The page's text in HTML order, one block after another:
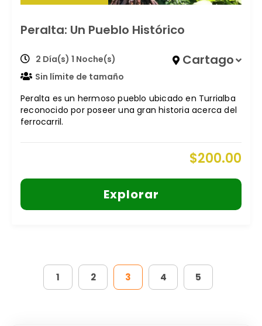
Peralta: Un Pueblo Histórico
2 Día(s) 1 Noche(s) Cartago
Sin límite de tamaño
Peralta es un hermoso pueblo ubicado en Turrialba
reconocido por poseer una gran historia acerca del
ferrocarril.
$200.00
Explorar
1 2 3 4 5